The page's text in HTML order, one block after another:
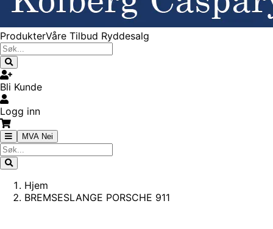
ProdukterVåre Tilbud Ryddesalg
Bli Kunde
Logg inn
MVA Nei
Hjem
BREMSESLANGE PORSCHE 911